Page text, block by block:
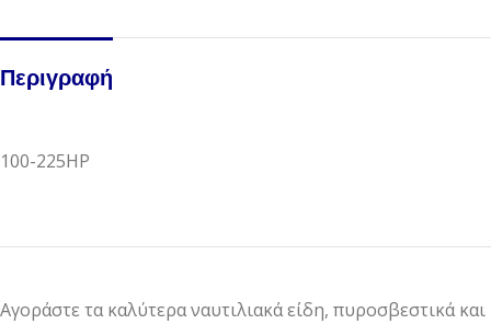
Περιγραφή
100-225HP
Αγοράστε τα καλύτερα ναυτιλιακά είδη, πυροσβεστικά και